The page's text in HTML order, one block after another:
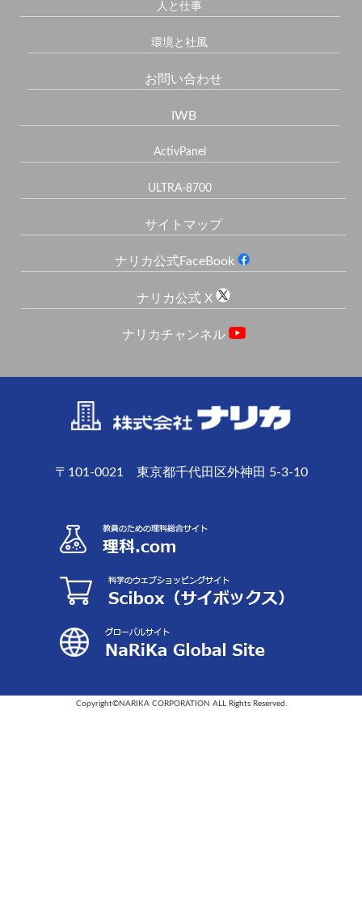
人と仕事
環境と社風
お問い合わせ
IWB
ActivPanel
ULTRA-8700
サイトマップ
ナリカ公式FaceBook
ナリカ公式 X
ナリカチャンネル
〒101-0021 東京都千代田区外神田 5-3-10
Copyright©NARIKA CORPORATION ALL Rights Reserved.